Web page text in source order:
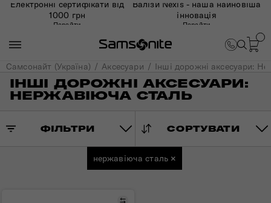
Електронні сертифікати від
1000 грн
Перейти
Валізи Nexis - наша найновіша
інновація
Перейти
Самсонайт (Україна) Аксесуари Інші дорожні аксесуари:
ІНШІ ДОРОЖНІ АКСЕСУАРИ:
НЕРЖАВІЮЧА СТАЛЬ
ФІЛЬТРИ СОРТУВАТИ
нержавіюча сталь ×
Порівняти